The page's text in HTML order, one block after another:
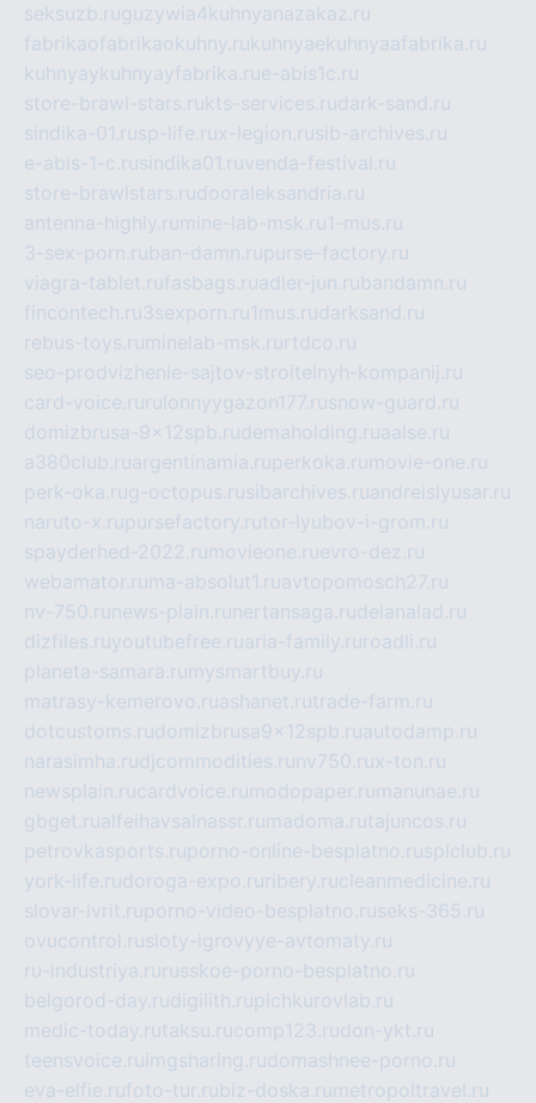
seksuzb.ruguzywia4kuhnyanazakaz.ru
fabrikaofabrikaokuhny.rukuhnyaekuhnyaafabrika.ru
kuhnyaykuhnyayfabrika.rue-abis1c.ru
store-brawl-stars.rukts-services.rudark-sand.ru
sindika-01.rusp-life.rux-legion.rusib-archives.ru
e-abis-1-c.rusindika01.ruvenda-festival.ru
store-brawlstars.rudooraleksandria.ru
antenna-highly.ru mine-lab-msk.ru1-mus.ru
3-sex-porn.ruban-damn.rupurse-factory.ru
viagra-tablet.rufasbags.ruadler-jun.rubandamn.ru
fincontech.ru3sexporn.ru1mus.rudarksand.ru
rebus-toys.ru minelab-msk.ru rtdco.ru
seo-prodvizhenie-sajtov-stroitelnyh-kompanij.ru
card-voice.ru rulonnyygazon177.rusnow-guard.ru
domizbrusa-9x12spb.rudemaholding.ruaalse.ru
a380club.ruargentinamia.ruperkoka.ru movie-one.ru
perk-oka.rug-octopus.rusibarchives.ruandreislyusar.ru
naruto-x.rupursefactory.rutor-lyubov-i-grom.ru
spayderhed-2022.ru movieone.ruevro-dez.ru
webamator.ru ma-absolut1.ruavtopomosch27.ru
nv-750.ru news-plain.ru nertansaga.rudelanalad.ru
dizfiles.ruyoutubefree.ruaria-family.ru roadli.ru
planeta-samara.ru mysmartbuy.ru
matrasy-kemerovo.ruashanet.rutrade-farm.ru
dotcustoms.rudomizbrusa9x12spb.ruautodamp.ru
narasimha.rudjcommodities.ru nv750.rux-ton.ru
newsplain.rucardvoice.ru modopaper.ru manunae.ru
gbget.rualfeihavsalnassr.ru madoma.rutajuncos.ru
petrovkasports.ruporno-online-besplatno.rusplclub.ru
york-life.rudoroga-expo.ru ribery.rucleanmedicine.ru
slovar-ivrit.ruporno-video-besplatno.ruseks-365.ru
ovucontrol.rusloty-igrovyye-avtomaty.ru
ru-industriya.ru russkoe-porno-besplatno.ru
belgorod-day.rudigilith.rupichkurovlab.ru
medic-today.rutaksu.rucomp123.rudon-ykt.ru
teensvoice.ru imgsharing.rudomashnee-porno.ru
eva-elfie.rufoto-tur.rubiz-doska.ru metropoltravel.ru